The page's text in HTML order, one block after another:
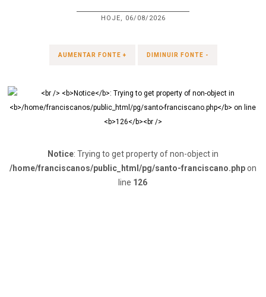
HOJE, 06/08/2026
AUMENTAR FONTE + DIMINUIR FONTE -
Notice: Trying to get property of non-object in
/home/franciscanos/public_html/pg/santo-franciscano.phpon
line 126